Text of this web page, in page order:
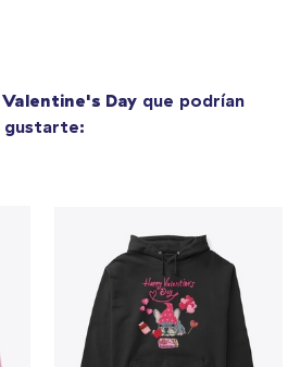
Valentine's Day que podrían
gustarte: